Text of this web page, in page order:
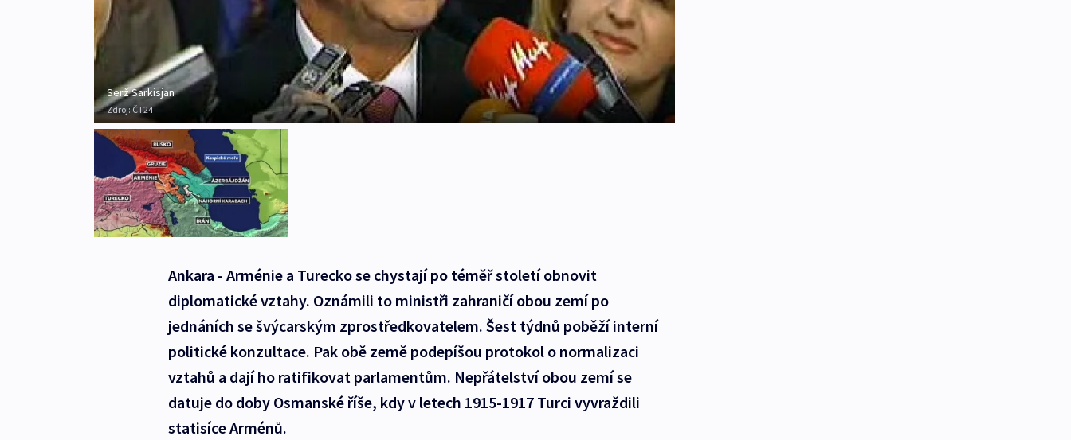
Serž Sarkisjan
Zdroj: ČT24
Ankara - Arménie a Turecko se chystají po téměř století obnovit
diplomatické vztahy. Oznámili to ministři zahraničí obou zemí po
jednáních se švýcarským zprostředkovatelem. Šest týdnů poběží interní
politické konzultace. Pak obě země podepíšou protokol o normalizaci
vztahů a dají ho ratifikovat parlamentům. Nepřátelství obou zemí se
datuje do doby Osmanské říše, kdy v letech 1915-1917 Turci vyvraždili
statisíce Arménů.